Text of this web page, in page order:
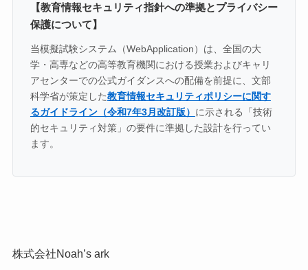
【教育情報セキュリティ指針への準拠とプライバシー
保護について】
当模擬試験システム（WebApplication）は、全国の大
学・高専などの高等教育機関における授業およびキャリ
アセンターでの公式ガイダンスへの配備を前提に、文部
科学省が策定した教育情報セキュリティポリシーに関す
るガイドライン（令和7年3月改訂版） に示される「技術
的セキュリティ対策」の要件に準拠した設計を行ってい
ます。
株式会社Noah’s ark